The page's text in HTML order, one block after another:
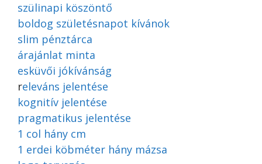
szülinapi köszöntő
boldog születésnapot kívánok
slim pénztárca
árajánlat minta
esküvői jókívánság
releváns jelentése
kognitív jelentése
pragmatikus jelentése
1 col hány cm
1 erdei köbméter hány mázsa